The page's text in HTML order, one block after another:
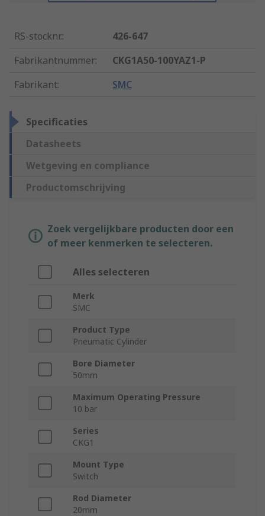
RS-stocknr.:
426-647
Fabrikantnummer:
CKG1A50-100YAZ1-P
Fabrikant: SMC
Specificaties
Datasheets
Wetgeving en compliance
Productomschrijving
Zoek vergelijkbare producten door een
of meer kenmerken te selecteren.
Alles selecteren
Merk
SMC
Product Type
Pneumatic Cylinder
Bore Diameter
50mm
Maximum Operating Pressure
10 bar
Series
CKG1
Mount Type
Switch
Rod Diameter
20mm